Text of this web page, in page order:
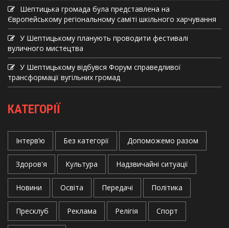
Шептицька громада була представлена на
Європейському регіональному саміті шкільного харчування
У Шептицькому планують проводити фестивалі
вуличного мистецтва
У Шептицькому відбувся Форум справедливої
трансформації вугільних громад
КАТЕГОРІЇ
Інтерв’ю Без категорії Допоможемо разом
Здоров'я Культура Надзвичайні ситуації
Новини Освіта Передачі Політика
Пресклуб Реклама Релігія Спорт